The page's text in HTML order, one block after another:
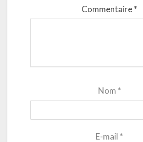
Commentaire*
Nom *
E-mail *